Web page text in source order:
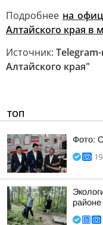
Подробнее на
Алтайского края в
Источник:
Алтайского края"
ТОП
Фото:
районе